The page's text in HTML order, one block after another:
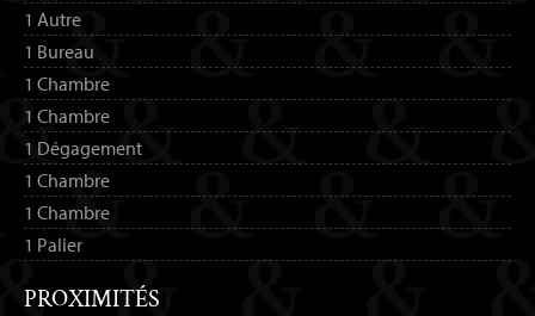
1 Autre
1 Bureau
1 Chambre
1 Chambre
1 Dégagement
1 Chambre
1 Chambre
1 Palier
PROXIMITÉS